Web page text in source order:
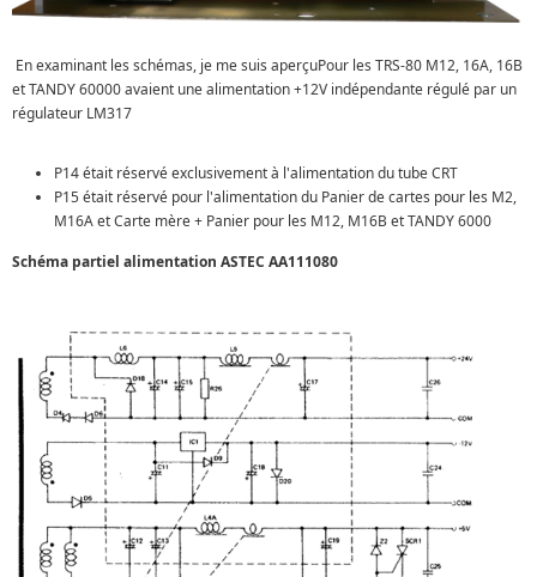
En examinant les schémas, je me suis aperçuPour les TRS-80 M12, 16A, 16B
et TANDY 60000 avaient une alimentation +12V indépendante régulé par un
régulateur LM317
P14 était réservé exclusivement à l'alimentation du tube CRT
P15 était réservé pour l'alimentation du Panier de cartes pour les M2,
M16A et Carte mère + Panier pour les M12, M16B et TANDY 6000
Schéma partiel alimentation ASTEC AA111080